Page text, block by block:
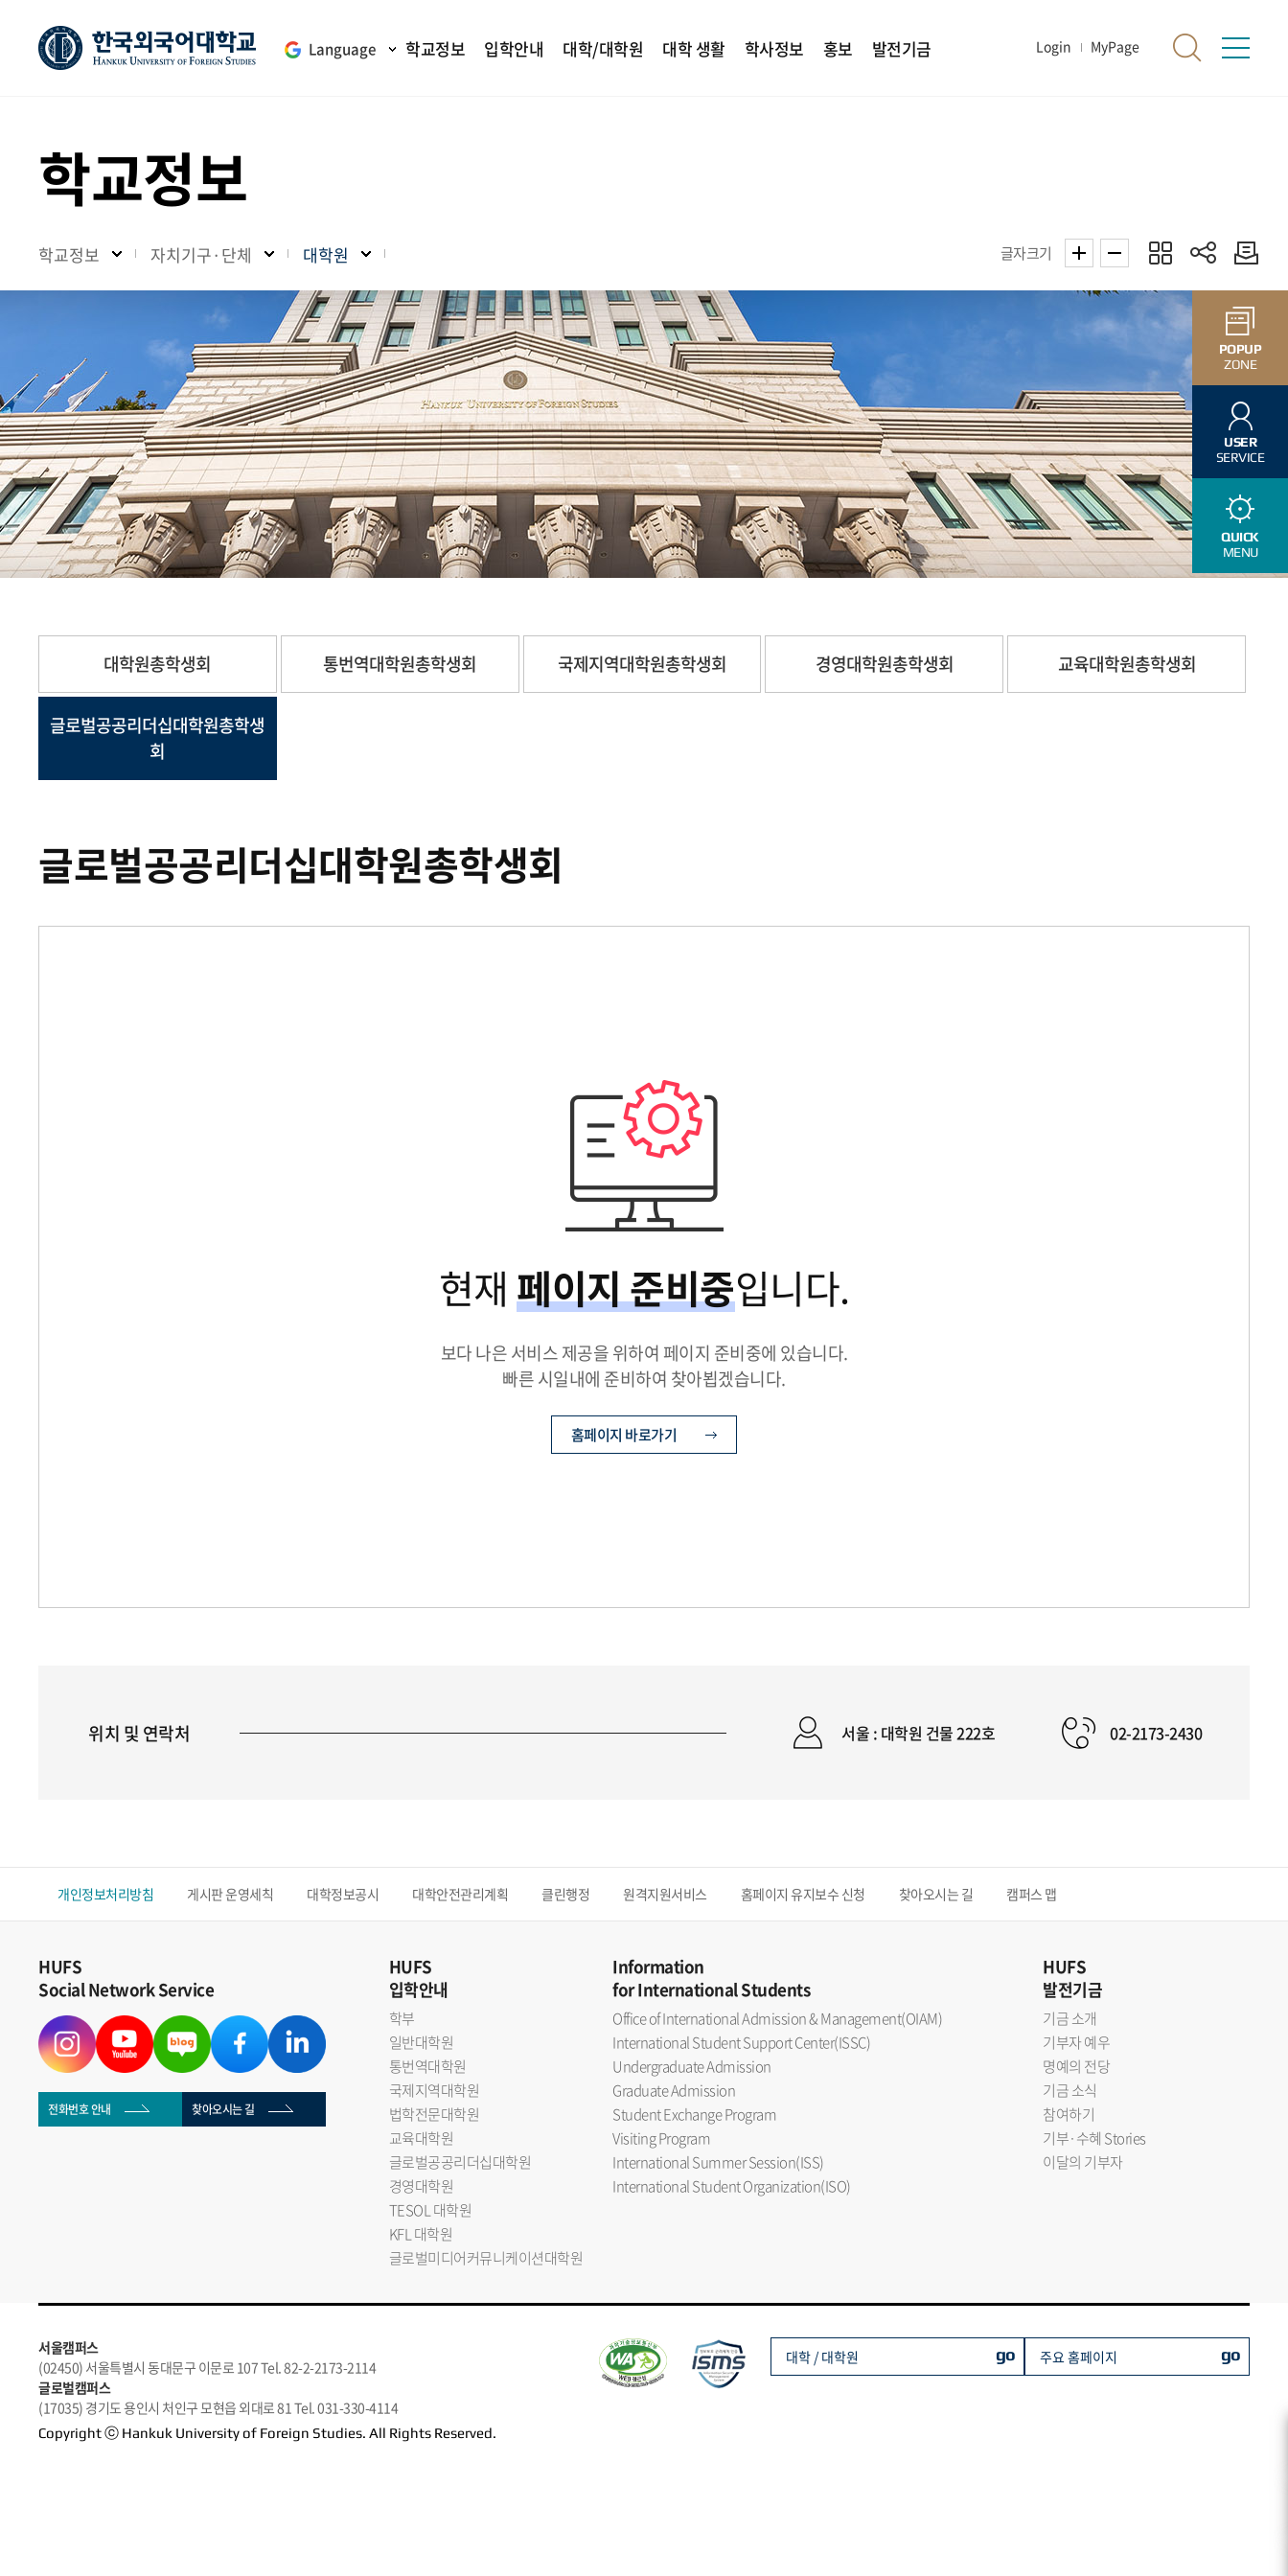
Language 학교정보 입학안내 대학/대학원 대학 생활 학사정보 홍보 발전기금 Login MyPage
POPUP
ZONE
USER
SERVICE
QUICK
MENU
학교정보
학교정보 자치기구·단체 대학원 글자크기
대학원총학생회 통번역대학원총학생회 국제지역대학원총학생회 경영대학원총학생회 교육대학원총학생회
글로벌공공리더십대학원총학생
회
글로벌공공리더십대학원총학생회
현재 페이지 준비중입니다.
보다 나은 서비스 제공을 위하여 페이지 준비중에 있습니다.
빠른 시일내에 준비하여 찾아뵙겠습니다.
홈페이지 바로가기
위치 및 연락처 서울 : 대학원 건물 222호 02-2173-2430
개인정보처리방침 게시판 운영세칙 대학정보공시 대학안전관리계획 클린행정 원격지원서비스 홈페이지 유지보수 신청 찾아오시는 길 캠퍼스 맵
HUFS
Social Network Service
전화번호 안내 찾아오시는 길
HUFS
입학안내
학부
일반대학원
통번역대학원
국제지역대학원
법학전문대학원
교육대학원
글로벌공공리더십대학원
경영대학원
TESOL 대학원
KFL 대학원
글로벌미디어커뮤니케이션대학원
Information
for International Students
Office of International Admission & Management(OIAM)
International Student Support Center(ISSC)
Undergraduate Admission
Graduate Admission
Student Exchange Program
Visiting Program
International Summer Session(ISS)
International Student Organization(ISO)
HUFS
발전기금
기금 소개
기부자 예우
명예의 전당
기금 소식
참여하기
기부·수혜 Stories
이달의 기부자
서울캠퍼스
(02450) 서울특별시 동대문구 이문로 107 Tel. 82-2-2173-2114
글로벌캠퍼스
(17035) 경기도 용인시 처인구 모현읍 외대로 81 Tel. 031-330-4114
Copyright ⓒ Hankuk University of Foreign Studies. All Rights Reserved.
대학 / 대학원 go 주요 홈페이지 go